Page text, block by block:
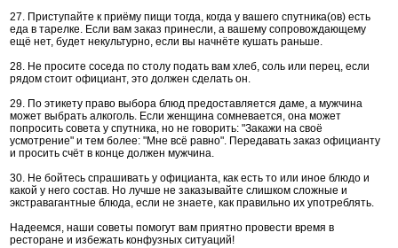
27. Приступайте к приёму пищи тогда, когда у вашего спутника(ов) есть
еда в тарелке. Если вам заказ принесли, а вашему сопровождающему
ещё нет, будет некультурно, если вы начнёте кушать раньше.
28. Не просите соседа по столу подать вам хлеб, соль или перец, если
рядом стоит официант, это должен сделать он.
29. По этикету право выбора блюд предоставляется даме, а мужчина
может выбрать алкоголь. Если женщина сомневается, она может
попросить совета у спутника, но не говорить: "Закажи на своё
усмотрение" и тем более: "Мне всё равно". Передавать заказ официанту
и просить счёт в конце должен мужчина.
30. Не бойтесь спрашивать у официанта, как есть то или иное блюдо и
какой у него состав. Но лучше не заказывайте слишком сложные и
экстравагантные блюда, если не знаете, как правильно их употреблять.
Надеемся, наши советы помогут вам приятно провести время в
ресторане и избежать конфузных ситуаций!